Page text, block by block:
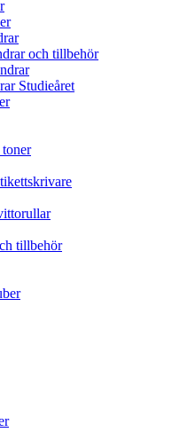
och tillbehör
Studieåret
tillbehör